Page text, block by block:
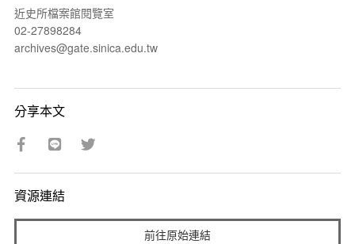
近史所檔案館閱覽室
02-27898284
archives@gate.sinica.edu.tw
分享本文
資源連結
前往原始連結